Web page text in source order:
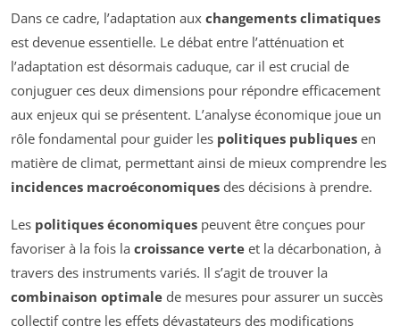
Dans ce cadre, l’adaptation aux changements climatiques
est devenue essentielle. Le débat entre l’atténuation et
l’adaptation est désormais caduque, car il est crucial de
conjuguer ces deux dimensions pour répondre efficacement
aux enjeux qui se présentent. L’analyse économique joue un
rôle fondamental pour guider les politiques publiques en
matière de climat, permettant ainsi de mieux comprendre les
incidences macroéconomiques des décisions à prendre.
Les politiques économiques peuvent être conçues pour
favoriser à la fois la croissance verte et la décarbonation, à
travers des instruments variés. Il s’agit de trouver la
combinaison optimale de mesures pour assurer un succès
collectif contre les effets dévastateurs des modifications